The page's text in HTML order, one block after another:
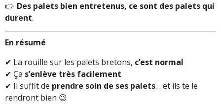
👉 Des palets bien entretenus, ce sont des palets qui
durent.
En résumé
✔ La rouille sur les palets bretons, c’est normal
✔ Ça s’enlève très facilement
✔ Il suffit de prendre soin de ses palets… et ils te le
rendront bien 😉